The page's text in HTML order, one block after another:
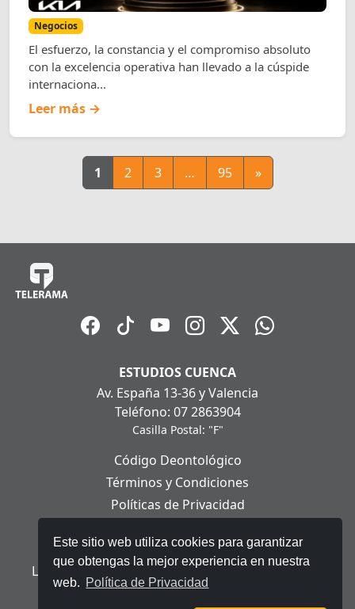
Este sitio web utiliza cookies para garantizar
que obtengas la mejor experiencia en nuestra
web. Política de Privacidad
Negocios
El esfuerzo, la constancia y el compromiso absoluto
con la excelencia operativa han llevado a la cúspide
internaciona...
Leer más →
1 2 3 … 95 »
ESTUDIOS CUENCA
Av. España 13-36 y Valencia
Teléfono: 07 2863904
Casilla Postal: "F"
Código Deontológico
Términos y Condiciones
Políticas de Privacidad
Aviso Legal
Ley Orgánica de Protección de Datos Personales